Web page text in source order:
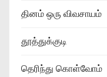
தினம் ஒரு விவசாயம்
தூத்துக்குடி
தெரிந்து கொள்வோம்